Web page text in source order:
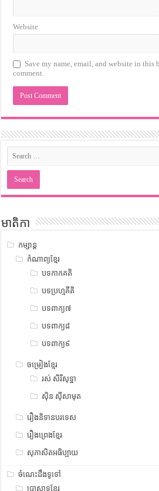
Website
Save my name, email, and website in this
comment.
មាតិកា
កម្សាន្ត
កំណាព្យខ្មែរ
បទកាកគតិ
បទប្រហ្មគីតិ
បទពាក្យ៧
បទពាក្យ៨
បទពាក្យ៩
ចម្រៀងខ្មែរ
រស់ សិរីសុទ្ឋា
ស៊ិន ស៊ីសាមុត
រឿងនិទានបរទេស
រឿងព្រេងខ្មែរ
សុភាសិតអធិប្បាយ
ចំណេះដឹងទូទៅ
ប្រាសាទខ្មែរ